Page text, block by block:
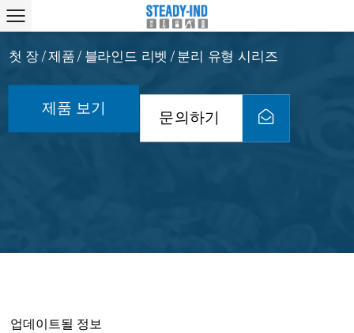
첫 장 /제품 / 블라인드 리벳 / 분리 유형 시리즈
제품 보기
문의하기
업데이트될 정보